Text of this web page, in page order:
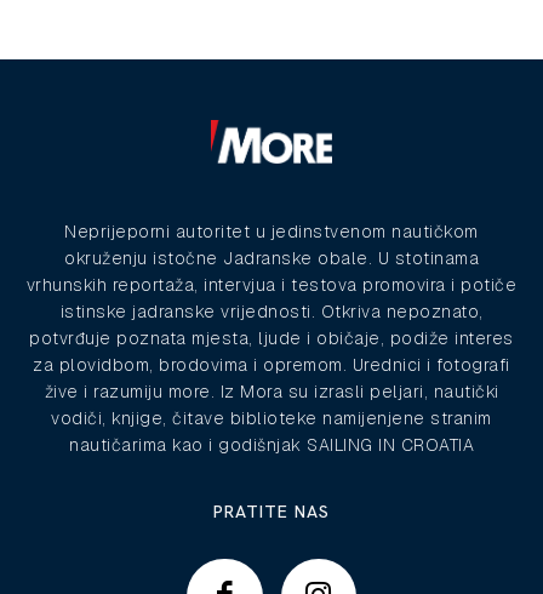
Neprijeporni autoritet u jedinstvenom nautičkom
okruženju istočne Jadranske obale. U stotinama
vrhunskih reportaža, intervjua i testova promovira i potiče
istinske jadranske vrijednosti. Otkriva nepoznato,
potvrđuje poznata mjesta, ljude i običaje, podiže interes
za plovidbom, brodovima i opremom. Urednici i fotografi
žive i razumiju more. Iz Mora su izrasli peljari, nautički
vodiči, knjige, čitave biblioteke namijenjene stranim
nautičarima kao i godišnjak SAILING IN CROATIA
PRATITE NAS